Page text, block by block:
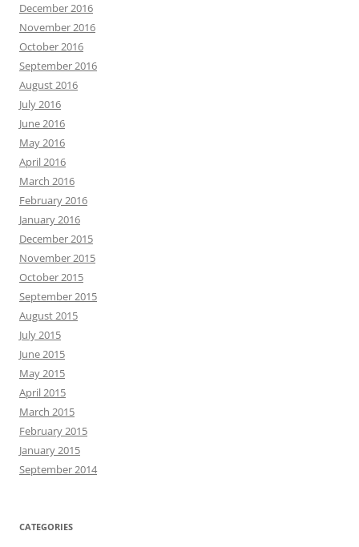
December 2016
November 2016
October 2016
September 2016
August 2016
July 2016
June 2016
May 2016
April 2016
March 2016
February 2016
January 2016
December 2015
November 2015
October 2015
September 2015
August 2015
July 2015
June 2015
May 2015
April 2015
March 2015
February 2015
January 2015
September 2014
CATEGORIES